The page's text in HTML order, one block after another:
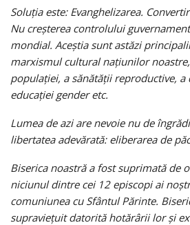
Soluția este: Evanghelizarea.
Nu creșterea controlului
mondial. Aceștia sunt astăzi
marxismul cultural națiunilor
populației, a sănătății reproductive,
educației gender etc.
Lumea de azi are nevoie nu de
libertatea adevărată: eliberarea de
Biserica noastră a fost suprimată de
niciunul dintre cei 12 episcopi ai
comuniunea cu Sfântul Părinte.
supraviețuit datorită hotărârii lor și